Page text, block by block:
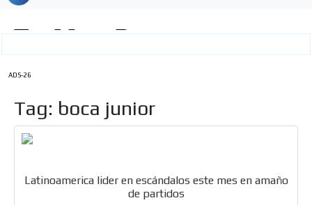
ADS-26
Tag: boca junior
Latinoamerica lider en escándalos este mes en amaño
de partidos